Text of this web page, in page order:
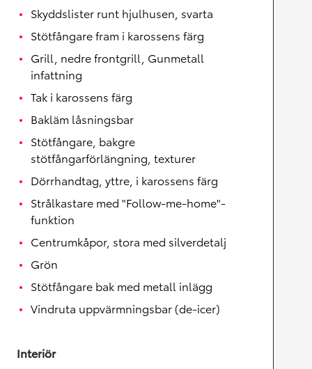
Skyddslister runt hjulhusen, svarta
Stötfångare fram i karossens färg
Grill, nedre frontgrill, Gunmetall
infattning
Tak i karossens färg
Bakläm låsningsbar
Stötfångare, bakgre
stötfångarförlängning, texturer
Dörrhandtag, yttre, i karossens färg
Strålkastare med "Follow-me-home"-
funktion
Centrumkåpor, stora med silverdetalj
Grön
Stötfångare bak med metall inlägg
Vindruta uppvärmningsbar (de-icer)
Interiör